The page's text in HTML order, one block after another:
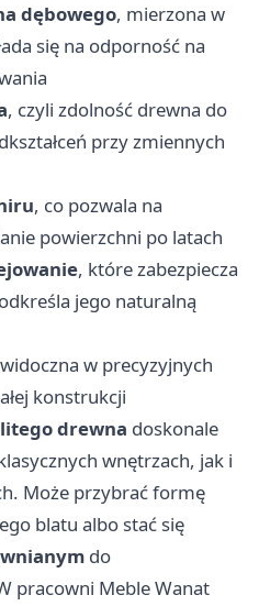
dębowego, mierzona w
się na odporność na
, czyli zdolność drewna do
przy zmiennych
, co pozwala na
powierzchni po latach
, które zabezpiecza
jego naturalną
w precyzyjnych
konstrukcji
litego drewna doskonale
wnętrzach, jak i
Może przybrać formę
blatu albo stać się
do
pracowni Meble Wanat